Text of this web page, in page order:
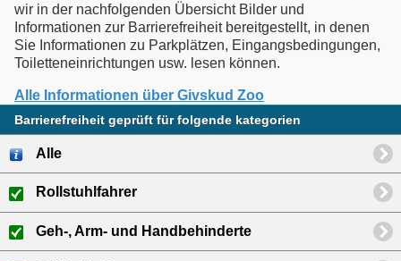
wir in der nachfolgenden Übersicht Bilder und
Informationen zur Barrierefreiheit bereitgestellt, in denen
Sie Informationen zu Parkplätzen, Eingangsbedingungen,
Toiletteneinrichtungen usw. lesen können.
Alle Informationen über Givskud Zoo
Barrierefreiheit geprüft für folgende kategorien
Alle
Rollstuhlfahrer
Geh-, Arm- und Handbehinderte